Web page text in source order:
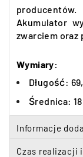
producentów.
Akumulator
zwarciem oraz
Wymiary:
Długość:
Średnica:
Informacje
Czas realizacji